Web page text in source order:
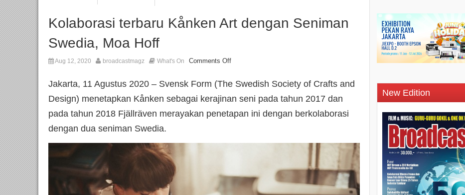
Kolaborasi terbaru Kånken Art dengan Seniman
Swedia, Moa Hoff
Aug 12, 2020 broadcastmagz What's On Comments Off
Jakarta, 11 Agustus 2020 – Svensk Form (The Swedish Society of Crafts and
Design) menetapkan Kånken sebagai kerajinan seni pada tahun 2017 dan
pada tahun 2018 Fjällräven merayakan penetapan ini dengan berkolaborasi
dengan dua seniman Swedia.
New Edition